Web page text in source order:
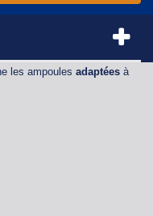
les ampoules adaptées à